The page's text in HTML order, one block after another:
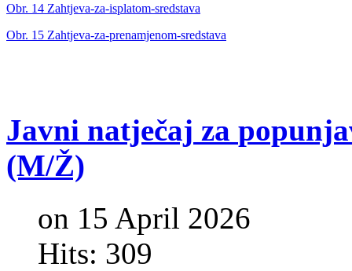
Obr. 14 Zahtjeva-za-isplatom-sredstava
Obr. 15 Zahtjeva-za-prenamjenom-sredstava
Javni natječaj za
(M/Ž)
on 15 April 2026
Hits: 309